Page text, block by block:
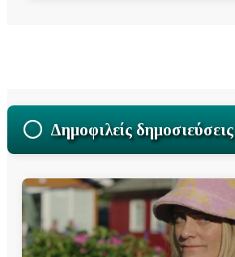
Δημοφιλείς δημοσιεύσεις